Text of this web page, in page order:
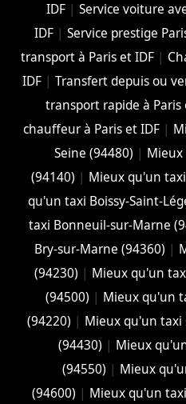
IDF| Service voiture
IDF |Service prestige
transport à Paris et IDF |
IDF |Transfert depuis ou
transport rapide à Paris
chauffeur à Paris et IDF |
Seine (94480) |
(94140) | Mieux qu'un
qu'un taxi Boissy-Saint-
taxi Bonneuil-sur-Marne
Bry-sur-Marne (94360) |
(94230) | Mieux qu'un
(94500) | Mieux qu'un
(94220) | Mieux qu'un taxi
(94430) | Mieux
(94550) | Mieux
(94600) | Mieux qu'un